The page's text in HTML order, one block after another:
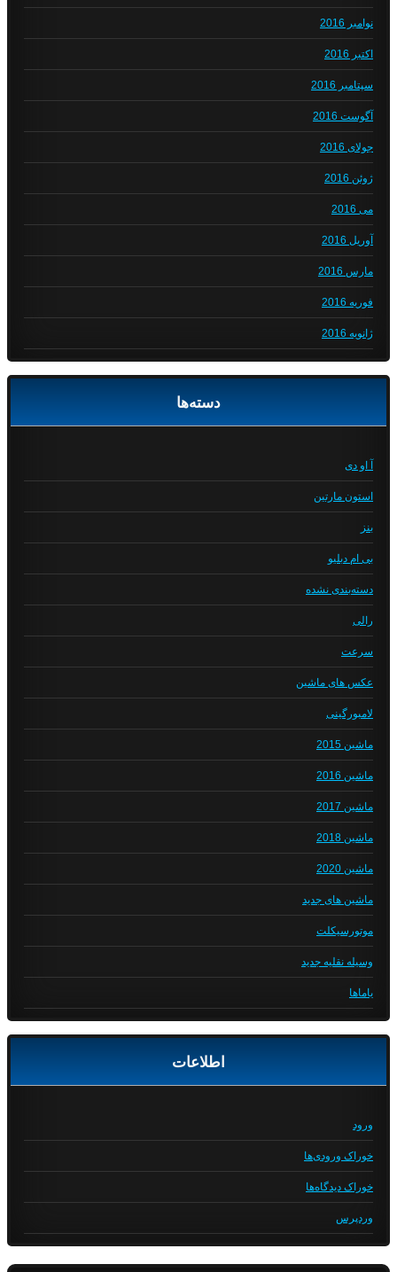
نوامبر 2016
اکتبر 2016
سپتامبر 2016
آگوست 2016
جولای 2016
ژوئن 2016
می 2016
آوریل 2016
مارس 2016
فوریه 2016
ژانویه 2016
دسته‌ها
آ او دی
استون مارتین
بنز
بی ام دبلیو
دسته‌بندی نشده
رالی
سرعت
عکس های ماشین
لامبورگینی
ماشین 2015
ماشین 2016
ماشین 2017
ماشین 2018
ماشین 2020
ماشین های جدید
موتورسیکلت
وسیله نقلیه جدید
یاماها
اطلاعات
ورود
خوراک ورودی‌ها
خوراک دیدگاه‌ها
وردپرس